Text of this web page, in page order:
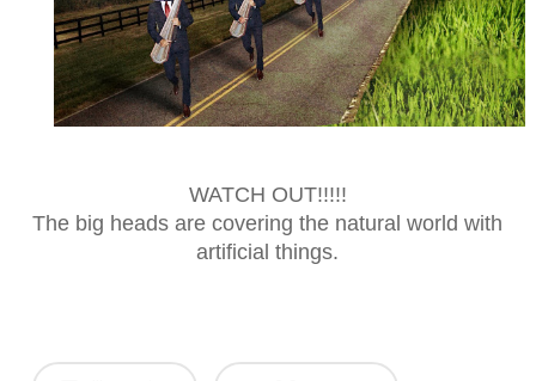
WATCH OUT!!!!!
The big heads are covering the natural world with
artificial things.